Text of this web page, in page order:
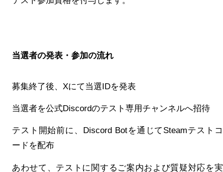
当選者の発表・参加の流れ
募集終了後、Xにて当選IDを発表
当選者を公式Discordのテスト専用チャンネルへ招待
テスト開始前に、Discord Botを通じてSteamテストコ
ードを配布
あわせて、テストに関するご案内および質疑対応を実